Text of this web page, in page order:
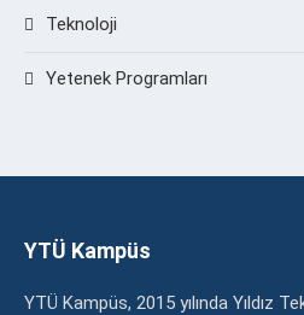
Teknoloji
Yetenek Programları
YTÜ Kampüs
YTÜ Kampüs, 2015 yılında Yıldız